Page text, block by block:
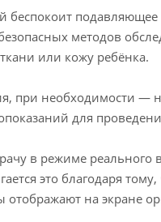
беспокоит
методов
или кожу ребёнка.
при необходимости —
для
в режиме
это благодаря
на экране